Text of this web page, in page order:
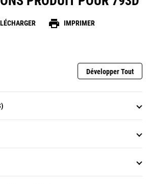
confortables.
print IMPRIMER
Développer Tout